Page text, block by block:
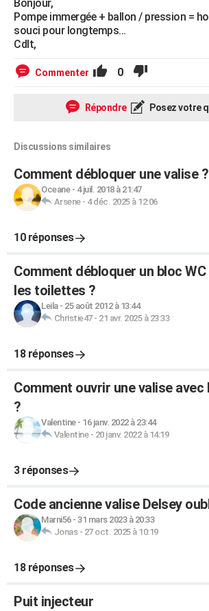
Bonjour,
Pompe immergée + ballon / pression =
souci pour longtemps...
Cdlt,
Commenter 0
Répondre Posez votre
Discussions similaires
Comment débloquer une valise ?
Oceane- 4 juil. 2018 à 21:47
Arsene- 4 déc. 2025 à 12:06
10 réponses
Comment débloquer un bloc
les toilettes ?
Leila- 25 août 2012 à 13:44
Christie47- 21 avr. 2025 à 23:33
18 réponses
Comment ouvrir une valise avec
?
Valentine- 16 janv. 2022 à 23:44
Valentine- 20 janv. 2022 à 14:19
3 réponses
Code ancienne valise Delsey
Marni56- 31 mars 2023 à 20:33
Jonas- 27 oct. 2025 à 10:19
18 réponses
Puit injecteur